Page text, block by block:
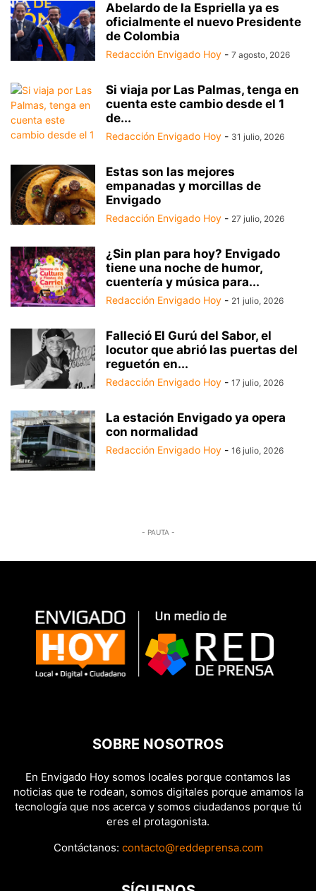
Abelardo de la Espriella ya es
oficialmente el nuevo Presidente
de Colombia
Redacción Envigado Hoy - 7 agosto, 2026
Si viaja por Las Palmas, tenga en
cuenta este cambio desde el 1
de...
Redacción Envigado Hoy - 31 julio, 2026
Estas son las mejores
empanadas y morcillas de
Envigado
Redacción Envigado Hoy - 27 julio, 2026
¿Sin plan para hoy? Envigado
tiene una noche de humor,
cuentería y música para...
Redacción Envigado Hoy - 21 julio, 2026
Falleció El Gurú del Sabor, el
locutor que abrió las puertas del
reguetón en...
Redacción Envigado Hoy - 17 julio, 2026
La estación Envigado ya opera
con normalidad
Redacción Envigado Hoy - 16 julio, 2026
- PAUTA -
SOBRE NOSOTROS
En Envigado Hoy somos locales porque contamos las
noticias que te rodean, somos digitales porque amamos la
tecnología que nos acerca y somos ciudadanos porque tú
eres el protagonista.
Contáctanos: contacto@reddeprensa.com